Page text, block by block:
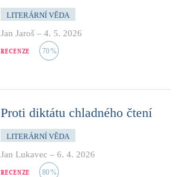
LITERÁRNÍ VĚDA
Jan Jaroš – 4. 5. 2026
RECENZE 70%
Proti diktátu chladného čtení
LITERÁRNÍ VĚDA
Jan Lukavec – 6. 4. 2026
RECENZE 80%